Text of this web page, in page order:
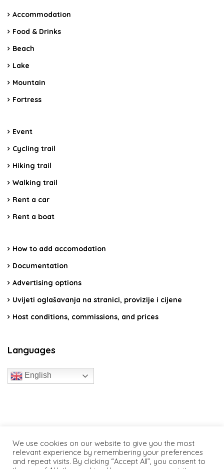
Accommodation
Food & Drinks
Beach
Lake
Mountain
Fortress
Event
Cycling trail
Hiking trail
Walking trail
Rent a car
Rent a boat
How to add accomodation
Documentation
Advertising options
Uvijeti oglašavanja na stranici, provizije i cijene
Host conditions, commissions, and prices
Languages
English
We use cookies on our website to give you the most
relevant experience by remembering your preferences
and repeat visits. By clicking “Accept All”, you consent to